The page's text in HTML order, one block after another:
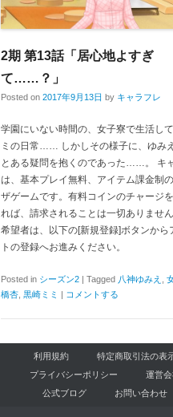
2期 第13話「居心地よすぎ
て……？」
Posted on 2017年9月13日 by キャラフレ
学園にいない時間の、女子寮で生活し
ミの日常…… しかしその様子に、ゆみ
とある疑問を抱くのであった……。 キ
は、基本プレイ無料、アイテム課金制
ザゲームです。有料コインのチャージ
れば、請求されることは一切ありませ
希望者は、以下の[新規登録]ボタンから
トの登録へお進みください。
Posted in シーズン2 Tagged 八神ゆみえ
橋杏 黒崎ミミ コメントする
利用規約
特定商取引法の表
プライバシーポリシー
運営会
公式ブログ
お問い合わせ